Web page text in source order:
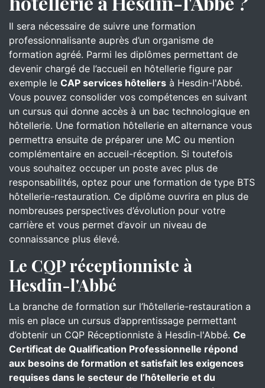
Il sera nécessaire de suivre une formation
professionnalisante auprès d’un organisme de
formation agréé. Parmi les diplômes permettant de
devenir chargé de l’accueil en hôtellerie figure par
exemple le CAP services hôteliers à Hesdin-l'Abbé.
Vous pouvez consolider vos compétences en suivant
un cursus qui donne accès à un bac technologique en
hôtellerie. Une formation hôtellerie en alternance vous
permettra ensuite de préparer une MC ou mention
complémentaire en accueil-réception. Si toutefois
vous souhaitez occuper un poste avec plus de
responsabilités, optez pour une formation de type BTS
hôtellerie-restauration. Ce diplôme ouvrira en plus de
nombreuses perspectives d’évolution pour votre
carrière et vous permet d’avoir un niveau de
connaissance plus élevé.
Le CQP réceptionniste à
Hesdin-l'Abbé
La branche de formation sur l’hôtellerie-restauration a
mis en place un cursus d’apprentissage permettant
d’obtenir un CQP Réceptionniste à Hesdin-l'Abbé. Ce
Certificat de Qualification Professionnelle répond
aux besoins de formation et satisfait les exigences
requises dans le secteur de l’hôtellerie et du